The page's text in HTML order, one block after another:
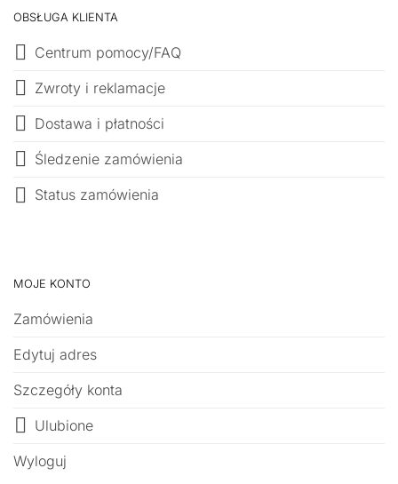
OBSŁUGA KLIENTA
Centrum pomocy/FAQ
Zwroty i reklamacje
Dostawa i płatności
Śledzenie zamówienia
Status zamówienia
MOJE KONTO
Zamówienia
Edytuj adres
Szczegóły konta
Ulubione
Wyloguj